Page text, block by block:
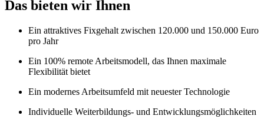
Das bieten wir Ihnen
Ein attraktives Fixgehalt zwischen 120.000 und 150.000 Euro
pro Jahr
Ein 100% remote Arbeitsmodell, das Ihnen maximale
Flexibilität bietet
Ein modernes Arbeitsumfeld mit neuester Technologie
Individuelle Weiterbildungs- und Entwicklungsmöglichkeiten